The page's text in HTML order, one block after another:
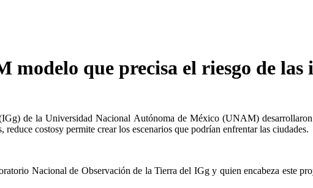
modelo que precisa el riesgo de las
de la Universidad Nacional Autónoma de México (UNAM)
reduce costosy permite crear los escenarios que podrían enfrentar las ciudades.
Nacional de Observación de la Tierra del IGg y quien encabeza este